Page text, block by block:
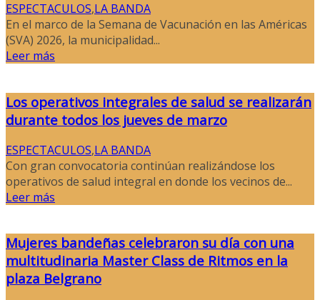
ESPECTACULOS,LA BANDA
En el marco de la Semana de Vacunación en las Américas
(SVA) 2026, la municipalidad...
Leer más
Los operativos integrales de salud se realizarán
durante todos los jueves de marzo
ESPECTACULOS,LA BANDA
Con gran convocatoria continúan realizándose los
operativos de salud integral en donde los vecinos de...
Leer más
Mujeres bandeñas celebraron su día con una
multitudinaria Master Class de Ritmos en la
plaza Belgrano